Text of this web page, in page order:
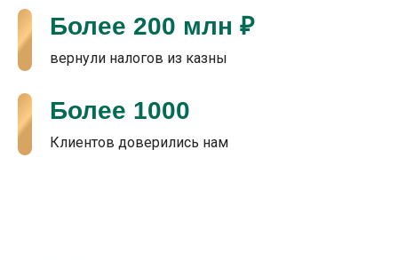
Клиентов доверились нам
Более 1000
вернули налогов из казны
Более 200 млн ₽